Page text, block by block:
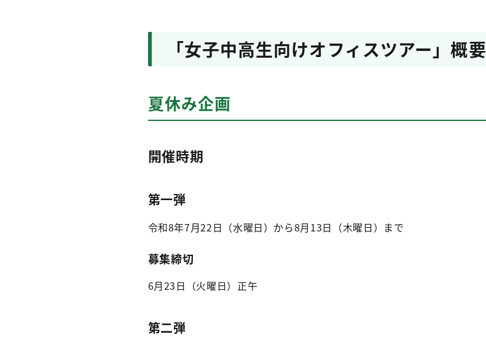
「女子中高生向けオフィスツアー」概要
夏休み企画
開催時期
第一弾
令和8年7月22日（水曜日）から8月13日（木曜日）まで
募集締切
6月23日（火曜日）正午
第二弾